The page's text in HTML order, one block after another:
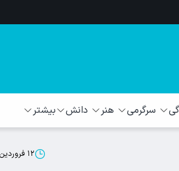
سرگرمی هنر دانش بیشتر
۱۲ فروردین ۱۴۰۵ ۱۸:۳۳